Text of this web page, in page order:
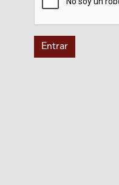
Entrar